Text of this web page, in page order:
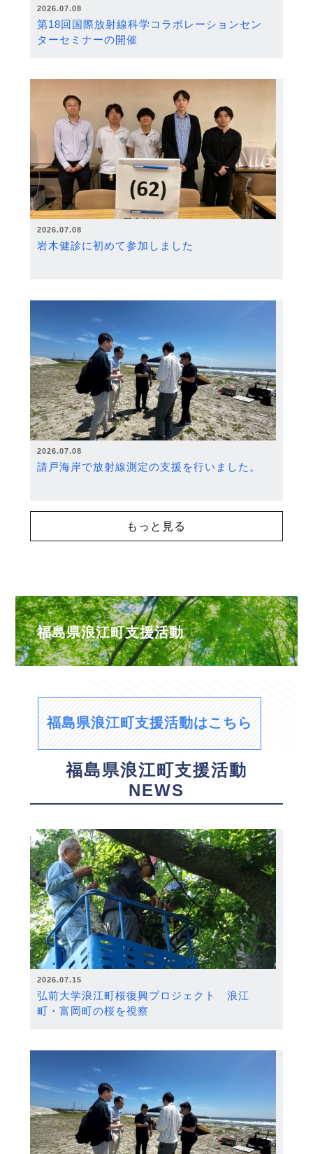
2026.07.08
第18回国際放射線科学コラボレーションセン
ターセミナーの開催
2026.07.08
岩木健診に初めて参加しました
2026.07.08
請戸海岸で放射線測定の支援を行いました。
もっと見る
福島県浪江町支援活動
福島県浪江町支援活動はこちら
福島県浪江町支援活動
NEWS
2026.07.15
弘前大学浪江町桜復興プロジェクト 浪江
町・富岡町の桜を視察